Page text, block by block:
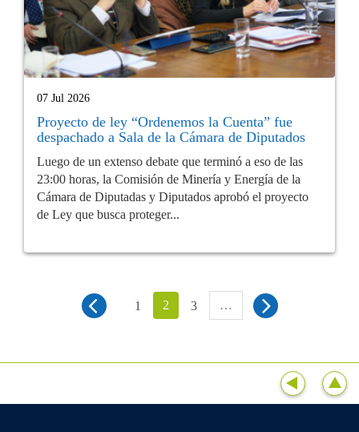
07 Jul 2026
Proyecto de ley “Ordenemos la Cuenta” fue
despachado a Sala de la Cámara de Diputados
Luego de un extenso debate que terminó a eso de las
23:00 horas, la Comisión de Minería y Energía de la
Cámara de Diputadas y Diputados aprobó el proyecto
de Ley que busca proteger...
1 2 3 …